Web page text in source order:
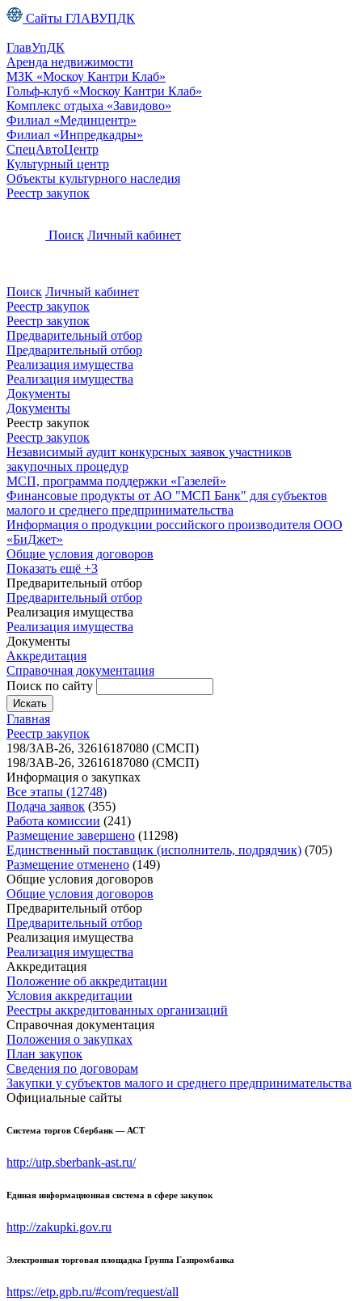
Сайты ГЛАВУПДК
ГлавУпДК
Аренда недвижимости
МЗК «Москоу Кантри Клаб»
Гольф-клуб «Москоу Кантри Клаб»
Комплекс отдыха «Завидово»
Филиал «Мединцентр»
Филиал «Инпредкадры»
СпецАвтоЦентр
Культурный центр
Объекты культурного наследия
Реестр закупок
Поиск Личный кабинет
Поиск Личный кабинет
Реестр закупок
Реестр закупок
Предварительный отбор
Предварительный отбор
Реализация имущества
Реализация имущества
Документы
Документы
Реестр закупок
Реестр закупок
Независимый аудит конкурсных заявок участников
закупочных процедур
МСП, программа поддержки «Газелей»
Финансовые продукты от АО "МСП Банк" для субъектов
малого и среднего предпринимательства
Информация о продукции российского производителя ООО
«БиДжет»
Общие условия договоров
Показать ещё +3
Предварительный отбор
Предварительный отбор
Реализация имущества
Реализация имущества
Документы
Аккредитация
Справочная документация
Поиск по сайту
Искать
Главная
Реестр закупок
198/ЗАВ-26, 32616187080 (СМСП)
198/ЗАВ-26, 32616187080 (СМСП)
Информация о закупках
Все этапы (12748)
Подача заявок (355)
Работа комиссии (241)
Размещение завершено (11298)
Единственный поставщик (исполнитель, подрядчик) (705)
Размещение отменено (149)
Общие условия договоров
Общие условия договоров
Предварительный отбор
Предварительный отбор
Реализация имущества
Реализация имущества
Аккредитация
Положение об аккредитации
Условия аккредитации
Реестры аккредитованных организаций
Справочная документация
Положения о закупках
План закупок
Сведения по договорам
Закупки у субъектов малого и среднего предпринимательства
Официальные сайты
Система торгов Сбербанк — АСТ
http://utp.sberbank-ast.ru/
Единая информационная система в сфере закупок
http://zakupki.gov.ru
Электронная торговая площадка Группа Газпромбанка
https://etp.gpb.ru/#com/request/all